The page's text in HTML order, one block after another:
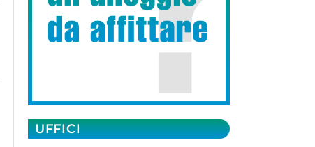
UFFICI